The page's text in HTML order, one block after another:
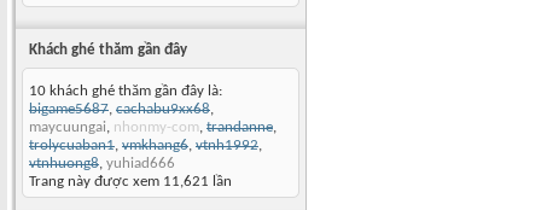
Khách ghé thăm gần đây
10 khách ghé thăm gần đây là:
bigame5687, cachabu9xx68,
maycuungai, nhonmy-com, trandanne,
trolycuaban1, vmkhang6, vtnh1992,
vtnhuong8, yuhiad666
Trang này được xem 11,621 lần